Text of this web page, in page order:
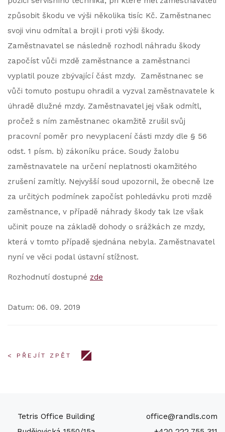
způsobit škodu ve výši několika tisíc Kč. Zaměstnanec
svoji vinu odmítal a brojil i proti výši škody.
Zaměstnavatel se následně rozhodl náhradu škody
započíst vůči mzdě zaměstnance a zaměstnanci
vyplatil pouze zbývající část mzdy. Zaměstnanec se
vůči tomuto postupu ohradil a vyzval zaměstnavatele k
úhradě dlužné mzdy. Zaměstnavatel jej však odmítl,
pročež s ním zaměstnanec okamžitě zrušil svůj
pracovní poměr pro nevyplacení části mzdy dle § 56
odst. 1 písm. b) zákoníku práce. Soudy žalobu
zaměstnavatele na určení neplatnosti okamžitého
zrušení zamítly. Nejvyšší soud upozornil, že obecně lze
za určitých podmínek započíst pohledávku proti mzdě
zaměstnance, v případě náhrady škody tak lze však
učinit pouze na základě dohody o srážkách ze mzdy,
která v tomto případě sjednána nebyla. Zaměstnavatel
nyní ve věci podal ústavní stížnost.
Rozhodnutí dostupné zde
Datum: 06. 09. 2019
< PŘEJÍT ZPĚT
Tetris Office Building
office@randls.com